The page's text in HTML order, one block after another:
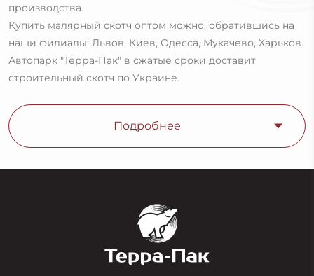
производства.
Купить малярный скотч оптом можно, обратившись на
наши филиалы: Львов, Киев, Одесса, Мукачево, Харьков.
Автопарк "Терра-Пак" в сжатые сроки доставит
строительный скотч по Украине.
Подробнее